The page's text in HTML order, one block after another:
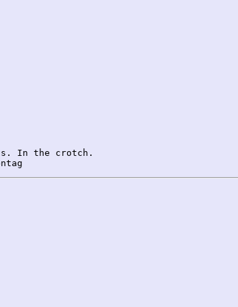
In the crotch.